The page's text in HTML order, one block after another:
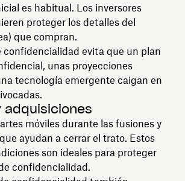
es habitual. Los inversores
proteger los detalles del
que compran.
confidencialidad evita que un plan
unas proyecciones
tecnología emergente caigan en
adquisiciones
móviles durante las fusiones y
ayudan a cerrar el trato. Estos
son ideales para proteger
confidencialidad.